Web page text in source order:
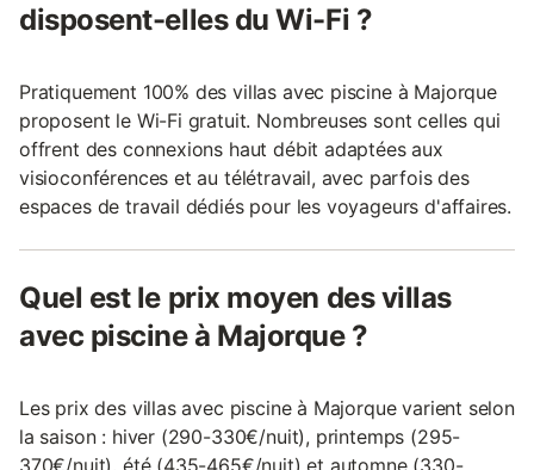
disposent-elles du Wi-Fi ?
Pratiquement 100% des villas avec piscine à Majorque
proposent le Wi-Fi gratuit. Nombreuses sont celles qui
offrent des connexions haut débit adaptées aux
visioconférences et au télétravail, avec parfois des
espaces de travail dédiés pour les voyageurs d'affaires.
Quel est le prix moyen des villas
avec piscine à Majorque ?
Les prix des villas avec piscine à Majorque varient selon
la saison : hiver (290-330€/nuit), printemps (295-
370€/nuit), été (435-465€/nuit) et automne (330-